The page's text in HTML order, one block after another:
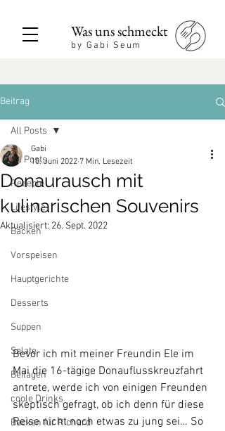
Was uns schmeckt
by Gabi Seum
Beitrag
All Posts
Rezepte
Lifestyle
Backen
Vorspeisen
Hauptgerichte
Desserts
Suppen
Salate
Beilagen
coole Drinks
Backen für Richard
All Posts
Donaurausch mit
kulinarischen Souvenirs
Gabi
10. Juni 2022 7 Min. Lesezeit
Aktualisiert: 26. Sept. 2022
Bevor ich mit meiner Freundin Ele im
Mai die 16-tägige Donauflusskreuzfahrt
antrete, werde ich von einigen Freunden
skeptisch gefragt, ob ich denn für diese
Reise nicht noch etwas zu jung sei… So